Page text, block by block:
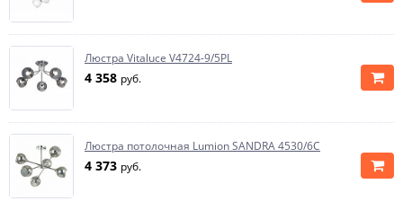
Люстра Vitaluce V4724-9/5PL
4 358 руб.
Люстра потолочная Lumion SANDRA 4530/6C
4 373 руб.